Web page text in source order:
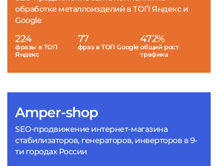
Amper-shop
SEO-продвижение интернет-магазина
стабилизаторов, генераторов, инверторов в 9-
ти городах России
обработке металлоизделий в ТОП Яндекс и
Google
224
фразы в ТОП
Яндекс
77
фраз в ТОП Google
472%
общий рост
трафика